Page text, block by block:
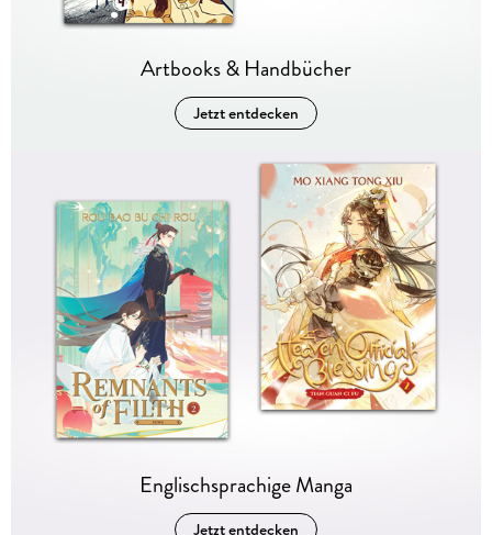
Artbooks & Handbücher
Jetzt entdecken
Englischsprachige Manga
Jetzt entdecken